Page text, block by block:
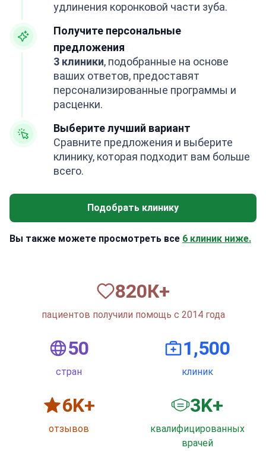
удлинения коронковой части зуба.
Получите персональные
предложения
3 клиники, подобранные на основе
ваших ответов, предоставят
персонализированные программы и
расценки.
Выберите лучший вариант
Сравните предложения и выберите
клинику, которая подходит вам больше
всего.
Подобрать клинику
Вы также можете просмотреть все 6 клиник ниже.
820К+
пациентов получили помощь с 2014 года
50
стран
1,500
клиник
6K+
отзывов
3K+
квалифицированных
врачей